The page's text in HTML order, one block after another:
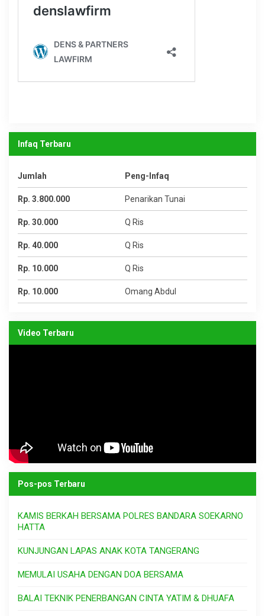
Infaq Terbaru
Jumlah Peng-Infaq
Rp. 3.800.000 Penarikan Tunai
Rp. 30.000 Q Ris
Rp. 40.000 Q Ris
Rp. 10.000 Q Ris
Rp. 10.000 Omang Abdul
Video Terbaru
Pos-pos Terbaru
KAMIS BERKAH BERSAMA POLRES BANDARA SOEKARNO
HATTA
KUNJUNGAN LAPAS ANAK KOTA TANGERANG
MEMULAI USAHA DENGAN DOA BERSAMA
BALAI TEKNIK PENERBANGAN CINTA YATIM & DHUAFA